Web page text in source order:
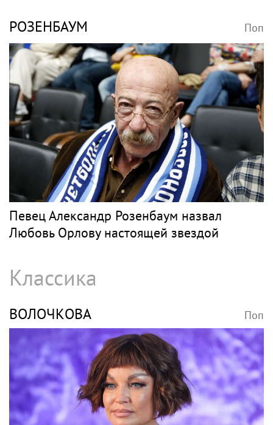
РОЗЕНБАУМ Поп
Певец Александр Розенбаум назвал
Любовь Орлову настоящей звездой
Классика
ВОЛОЧКОВА Поп